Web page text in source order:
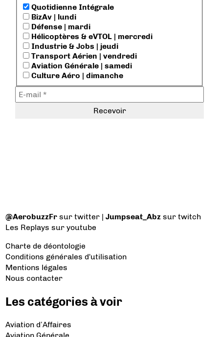
Quotidienne Intégrale
BizAv | lundi
Défense | mardi
Hélicoptères & eVTOL | mercredi
Industrie & Jobs | jeudi
Transport Aérien | vendredi
Aviation Générale | samedi
Culture Aéro | dimanche
@AerobuzzFr sur twitter |Jumpseat_Abz sur twitch
Les Replays sur youtube
Charte de déontologie
Conditions générales d'utilisation
Mentions légales
Nous contacter
Les catégories à voir
Aviation d’Affaires